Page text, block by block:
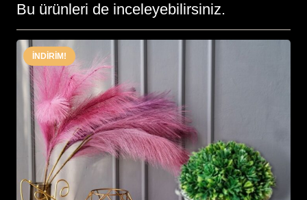
Bu ürünleri de inceleyebilirsiniz.
İNDIRIM!